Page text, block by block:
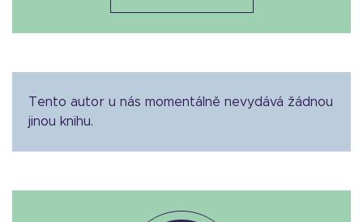
Tento autor u nás momentálně nevydává žádnou
jinou knihu.